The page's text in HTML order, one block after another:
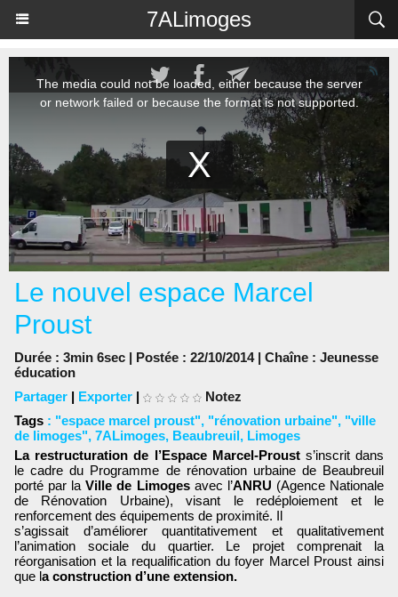
7ALimoges
Le nouvel espace Marcel
Proust
Durée : 3min 6sec | Postée : 22/10/2014 | Chaîne : Jeunesse
éducation
Partager | Exporter |
Notez
Tags : "espace marcel proust", "rénovation urbaine", "ville
de limoges", 7ALimoges, Beaubreuil, Limoges
La restructuration de l’Espace Marcel-Prousts’inscrit dans
le cadre du Programme de rénovation urbaine de Beaubreuil
porté par laVille de Limogesavec l’ANRU (Agence Nationale
de Rénovation Urbaine), visant le redéploiement et le
renforcement des équipements de proximité. Il
s’agissait d’améliorer quantitativement et qualitativement
l’animation sociale du quartier. Le projet comprenait la
réorganisation et la requalification du foyer Marcel Proust ainsi
que la construction d’une extension.